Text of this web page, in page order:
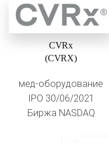
CVRx
(CVRX)
мед-оборудование
IPO 30/06/2021
Биржа NASDAQ